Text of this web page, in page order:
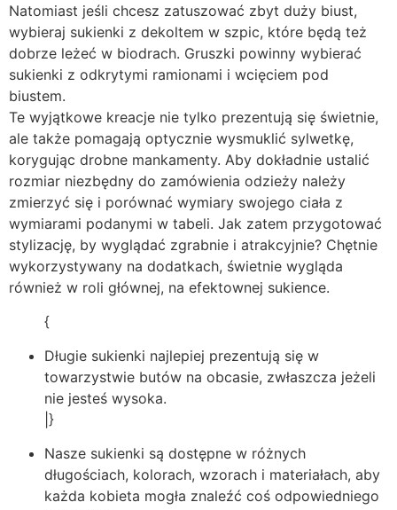
Natomiast jeśli chcesz zatuszować zbyt duży biust,
wybieraj sukienki z dekoltem w szpic, które będą też
dobrze leżeć w biodrach. Gruszki powinny wybierać
sukienki z odkrytymi ramionami i wcięciem pod
biustem.
Te wyjątkowe kreacje nie tylko prezentują się świetnie,
ale także pomagają optycznie wysmuklić sylwetkę,
korygując drobne mankamenty. Aby dokładnie ustalić
rozmiar niezbędny do zamówienia odzieży należy
zmierzyć się i porównać wymiary swojego ciała z
wymiarami podanymi w tabeli. Jak zatem przygotować
stylizację, by wyglądać zgrabnie i atrakcyjnie? Chętnie
wykorzystywany na dodatkach, świetnie wygląda
również w roli głównej, na efektownej sukience.
{
Długie sukienki najlepiej prezentują się w
towarzystwie butów na obcasie, zwłaszcza jeżeli
nie jesteś wysoka.
|}
Nasze sukienki są dostępne w różnych
długościach, kolorach, wzorach i materiałach, aby
każda kobieta mogła znaleźć coś odpowiedniego